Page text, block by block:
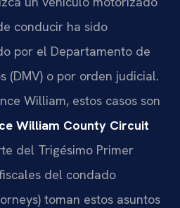
conducir ha sido
por el Departamento de
(DMV) o por orden judicial.
William, estos casos son
William County Circuit
del Trigésimo Primer
del condado
toman estos asuntos